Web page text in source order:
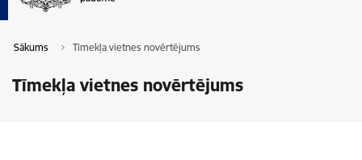
Sākums Tīmekļa vietnes novērtējums
Tīmekļa vietnes novērtējums